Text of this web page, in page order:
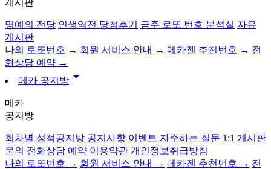
명예의 전당 인생역전 당첨후기 금주 로또 번호 분석실 자유
게시판
나의 로또번호 → 회원 서비스 안내 → 메카젠 추천번호 → 전
화상담 예약 →
메카 공지방 arrow_drop_down
메카
공지방
회차별 성적공지방 공지사항 이벤트 자주하는 질문 1:1 게시판
문의 전화상담 예약 이용약관 개인정보취급방침
나의 로또번호 → 회원 서비스 안내 → 메카젠 추천번호 → 전